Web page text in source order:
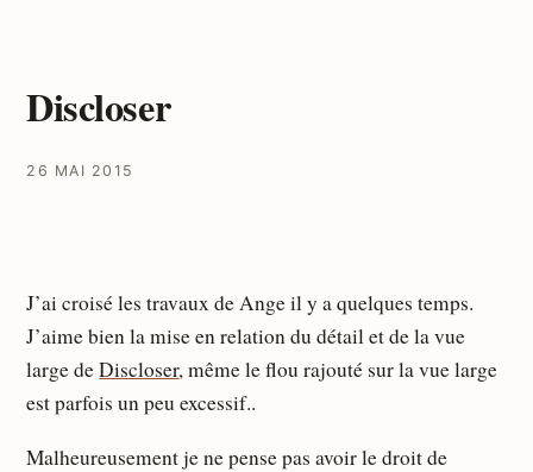
Discloser
26 MAI 2015
J’ai croisé les travaux de Ange il y a quelques temps.
J’aime bien la mise en relation du détail et de la vue
large deDiscloser, même le flou rajouté sur la vue large
est parfois un peu excessif..
Malheureusement je ne pense pas avoir le droit de